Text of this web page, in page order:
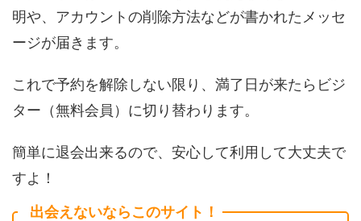
明や、アカウントの削除方法などが書かれたメッセ
ージが届きます。
これで予約を解除しない限り、満了日が来たらビジ
ター（無料会員）に切り替わります。
簡単に退会出来るので、安心して利用して大丈夫で
すよ！
出会えないならこのサイト！